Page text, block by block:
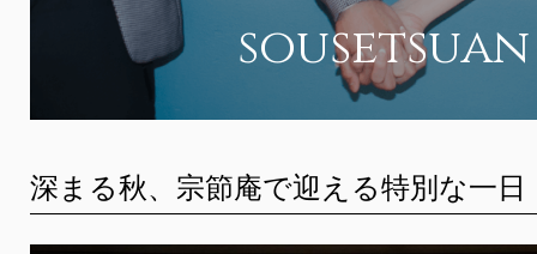
sousetsuan
深まる秋、宗節庵で迎える特別な一日